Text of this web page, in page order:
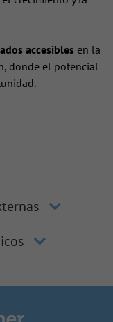
accesiblesen la
donde el potencial